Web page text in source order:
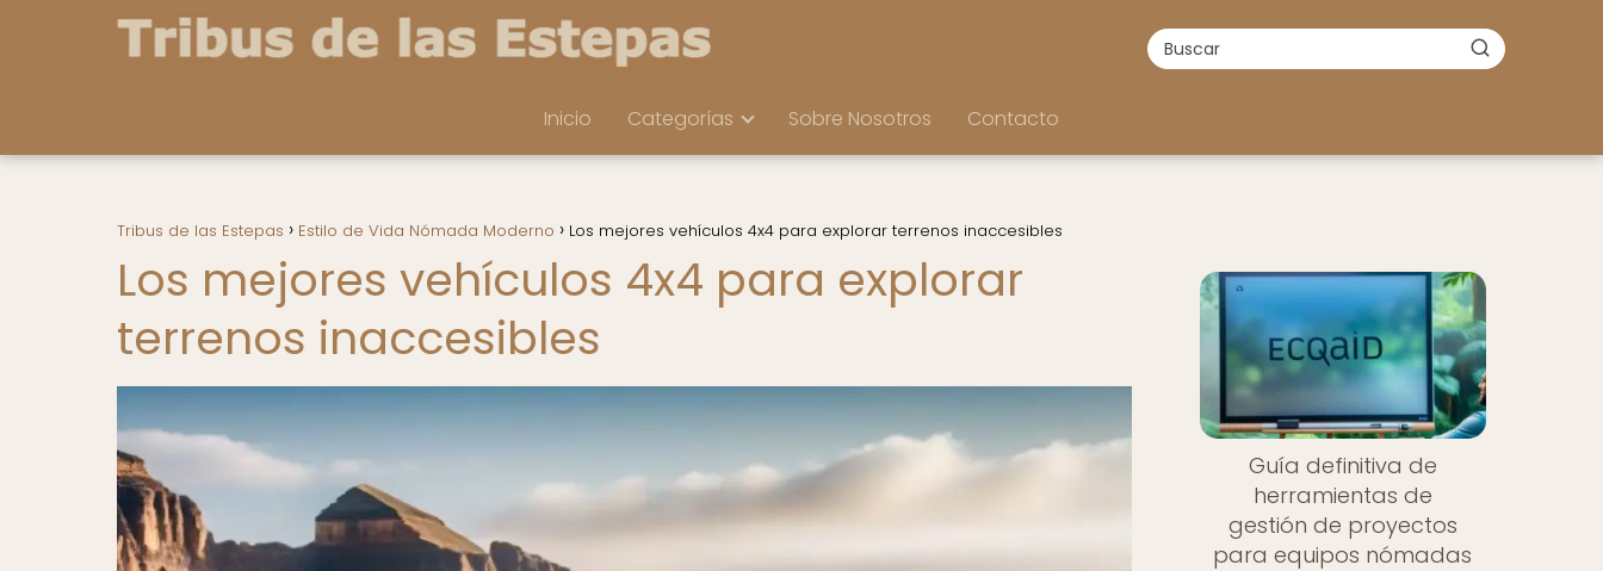
Inicio Categorías Sobre Nosotros Contacto
Tribus de las Estepas Estilo de Vida Nómada Moderno Los mejores vehículos 4x4 para explorar terrenos inaccesibles
Los mejores vehículos 4x4 para explorar
terrenos inaccesibles
Guía definitiva de
herramientas de
gestión de proyectos
para equipos nómadas